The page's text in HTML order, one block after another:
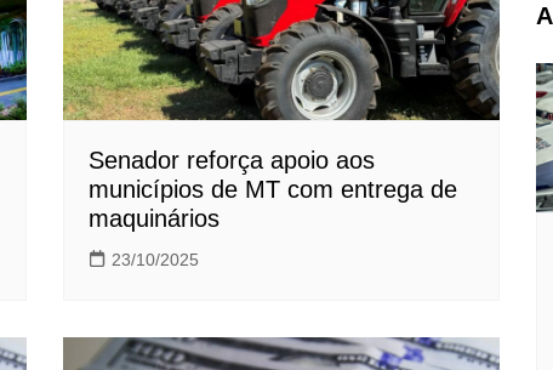
Senador reforça apoio aos
municípios de MT com entrega de
maquinários
23/10/2025